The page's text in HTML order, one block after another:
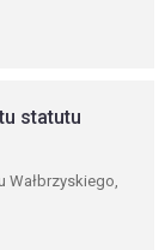
statutu
Wałbrzyskiego,